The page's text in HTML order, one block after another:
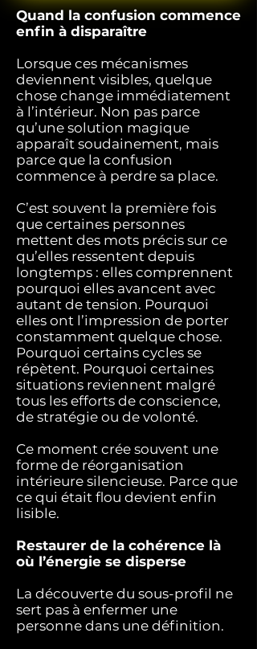
Quand la confusion commence
enfin à disparaître
Lorsque ces mécanismes
deviennent visibles, quelque
chose change immédiatement
à l’intérieur. Non pas parce
qu’une solution magique
apparaît soudainement, mais
parce que la confusion
commence à perdre sa place.
C’est souvent la première fois
que certaines personnes
mettent des mots précis sur ce
qu’elles ressentent depuis
longtemps : elles comprennent
pourquoi elles avancent avec
autant de tension. Pourquoi
elles ont l’impression de porter
constamment quelque chose.
Pourquoi certains cycles se
répètent. Pourquoi certaines
situations reviennent malgré
tous les efforts de conscience,
de stratégie ou de volonté.
Ce moment crée souvent une
forme de réorganisation
intérieure silencieuse. Parce que
ce qui était flou devient enfin
lisible.
Restaurer de la cohérence là
où l’énergie se disperse
La découverte du sous-profil ne
sert pas à enfermer une
personne dans une définition.